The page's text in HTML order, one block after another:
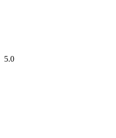
5.0